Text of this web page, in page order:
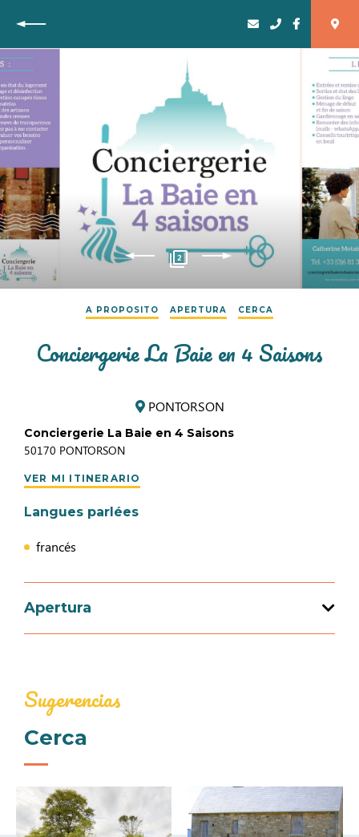
Vuelta
2
A PROPOSITO APERTURA CERCA
Conciergerie La Baie en 4 Saisons
PONTORSON
Conciergerie La Baie en 4 Saisons
50170 PONTORSON
VER MI ITINERARIO
Langues parlées
francés
Apertura
Sugerencias
Cerca